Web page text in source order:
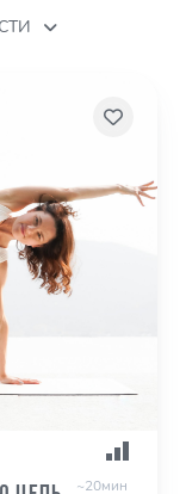
~20мин